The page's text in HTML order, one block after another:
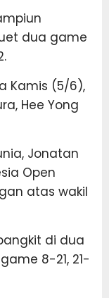
dua game
Kamis (5/6),
Hee Yong
Jonatan
Open
atas wakil
di dua
8-21, 21-